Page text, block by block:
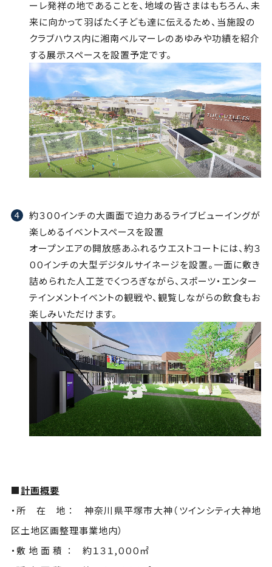
ーレ発祥の地であることを、地域の皆さまはもちろん、未
来に向かって羽ばたく子ども達に伝えるため、当施設の
クラブハウス内に湘南ベルマーレのあゆみや功績を紹介
する展示スペースを設置予定です。
約３００インチの大画面で迫力あるライブビューイングが
楽しめるイベントスペースを設置
オープンエアの開放感あふれるウエストコートには、約３
００インチの大型デジタルサイネージを設置。一面に敷き
詰められた人工芝でくつろぎながら、スポーツ・エンター
テインメントイベントの観戦や、観覧しながらの飲食もお
楽しみいただけます。
■計画概要
・所 在 地 ： 神奈川県平塚市大神（ツインシティ大神地
区土地区画整理事業地内）
・敷 地 面 積 ： 約１３１,０００㎡